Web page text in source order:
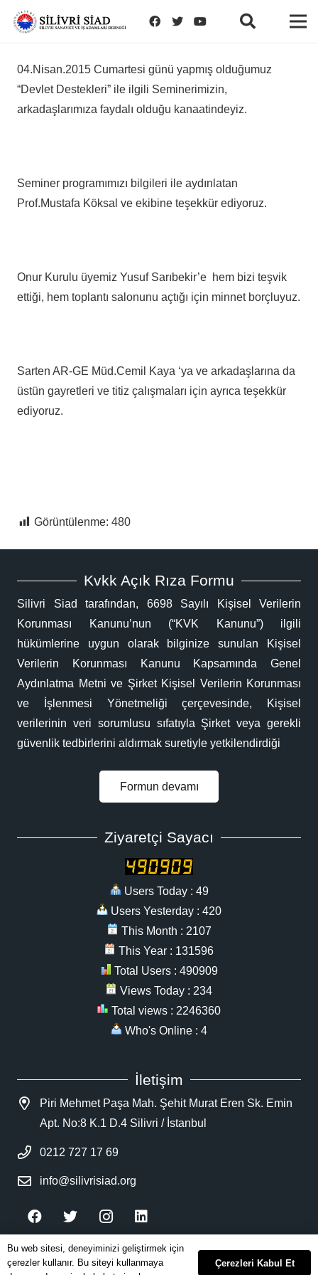
04.Nisan.2015 Cumartesi günü yapmış olduğumuz
“Devlet Destekleri” ile ilgili Seminerimizin,
arkadaşlarımıza faydalı olduğu kanaatindeyiz.
Seminer programımızı bilgileri ile aydınlatan
Prof.Mustafa Köksal ve ekibine teşekkür ediyoruz.
Onur Kurulu üyemiz Yusuf Sarıbekir’e hem bizi teşvik
ettiği, hem toplantı salonunu açtığı için minnet borçluyuz.
Sarten AR-GE Müd.Cemil Kaya ‘ya ve arkadaşlarına da
üstün gayretleri ve titiz çalışmaları için ayrıca teşekkür
ediyoruz.
Görüntülenme: 480
Kvkk Açık Rıza Formu
Silivri Siad tarafından, 6698 Sayılı Kişisel Verilerin
Korunması Kanunu’nun (“KVK Kanunu”) ilgili
hükümlerine uygun olarak bilginize sunulan Kişisel
Verilerin Korunması Kanunu Kapsamında Genel
Aydınlatma Metni ve Şirket Kişisel Verilerin Korunması
ve İşlenmesi Yönetmeliği çerçevesinde, Kişisel
verilerinin veri sorumlusu sıfatıyla Şirket veya gerekli
güvenlik tedbirlerini aldırmak suretiyle yetkilendirdiği
Formun devamı
Ziyaretçi Sayacı
Users Today : 49
Users Yesterday : 420
This Month : 2107
This Year : 131596
Total Users : 490909
Views Today : 234
Total views : 2246360
Who's Online : 4
İletişim
Piri Mehmet Paşa Mah. Şehit Murat Eren Sk. Emin
Apt. No:8 K.1 D.4 Silivri / İstanbul
0212 727 17 69
info@silivrisiad.org
silivrisiad.org | Tüm Hakları Saklıdır. | İzinsiz
Bu web sitesi, deneyiminizi geliştirmek için
çerezler kullanır. Bu siteyi kullanmaya
Çerezleri Kabul Et